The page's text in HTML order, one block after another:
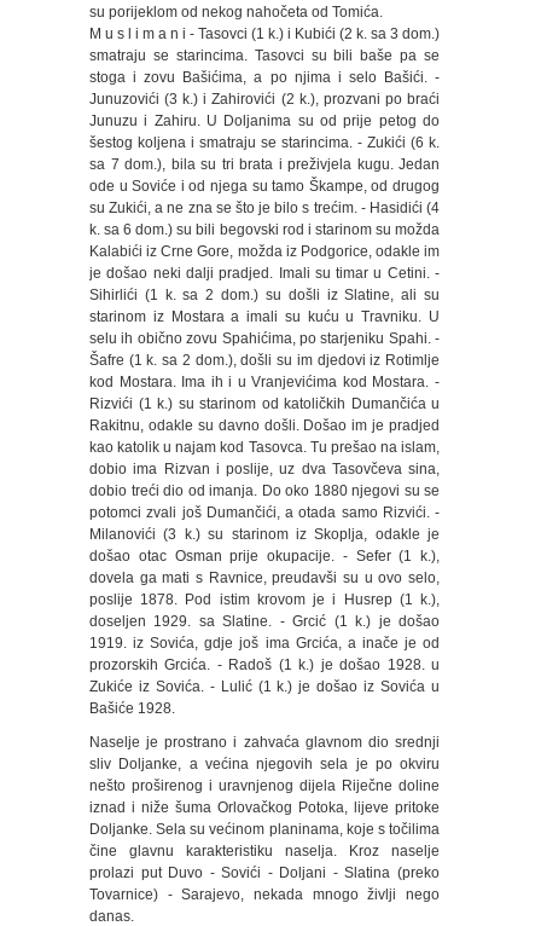
su porijeklom od nekog nahočeta od Tomića.
M u s l i m a n i - Tasovci (1 k.) i Kubići (2 k. sa 3 dom.)
smatraju se starincima. Tasovci su bili baše pa se
stoga i zovu Bašićima, a po njima i selo Bašići. -
Junuzovići (3 k.) i Zahirovići (2 k.), prozvani po braći
Junuzu i Zahiru. U Doljanima su od prije petog do
šestog koljena i smatraju se starincima. - Zukići (6 k.
sa 7 dom.), bila su tri brata i preživjela kugu. Jedan
ode u Soviće i od njega su tamo Škampe, od drugog
su Zukići, a ne zna se što je bilo s trećim. - Hasidići (4
k. sa 6 dom.) su bili begovski rod i starinom su možda
Kalabići iz Crne Gore, možda iz Podgorice, odakle im
je došao neki dalji pradjed. Imali su timar u Cetini. -
Sihirlići (1 k. sa 2 dom.) su došli iz Slatine, ali su
starinom iz Mostara a imali su kuću u Travniku. U
selu ih obično zovu Spahićima, po starjeniku Spahi. -
Šafre (1 k. sa 2 dom.), došli su im djedovi iz Rotimlje
kod Mostara. Ima ih i u Vranjevićima kod Mostara. -
Rizvići (1 k.) su starinom od katoličkih Dumančića u
Rakitnu, odakle su davno došli. Došao im je pradjed
kao katolik u najam kod Tasovca. Tu prešao na islam,
dobio ima Rizvan i poslije, uz dva Tasovčeva sina,
dobio treći dio od imanja. Do oko 1880 njegovi su se
potomci zvali još Dumančići, a otada samo Rizvići. -
Milanovići (3 k.) su starinom iz Skoplja, odakle je
došao otac Osman prije okupacije. - Sefer (1 k.),
dovela ga mati s Ravnice, preudavši su u ovo selo,
poslije 1878. Pod istim krovom je i Husrep (1 k.),
doseljen 1929. sa Slatine. - Grcić (1 k.) je došao
1919. iz Sovića, gdje još ima Grcića, a inače je od
prozorskih Grcića. - Radoš (1 k.) je došao 1928. u
Zukiće iz Sovića. - Lulić (1 k.) je došao iz Sovića u
Bašiće 1928.
Naselje je prostrano i zahvaća glavnom dio srednji
sliv Doljanke, a većina njegovih sela je po okviru
nešto proširenog i uravnjenog dijela Riječne doline
iznad i niže šuma Orlovačkog Potoka, lijeve pritoke
Doljanke. Sela su većinom planinama, koje s točilima
čine glavnu karakteristiku naselja. Kroz naselje
prolazi put Duvo - Sovići - Doljani - Slatina (preko
Tovarnice) - Sarajevo, nekada mnogo življi nego
danas.